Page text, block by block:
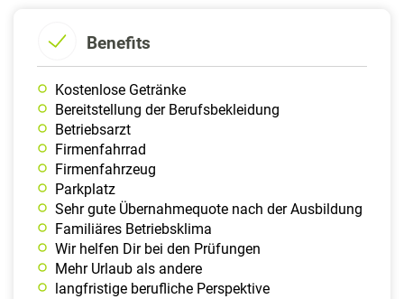
Benefits
Kostenlose Getränke
Bereit­stellung der Berufs­beklei­dung
Betriebsarzt
Firmen­fahrrad
Firmen­fahrzeug
Parkplatz
Sehr gute Übernahmequote nach der Ausbildung
Familiäres Betriebsklima
Wir helfen Dir bei den Prüfungen
Mehr Urlaub als andere
langfristige berufliche Perspektive